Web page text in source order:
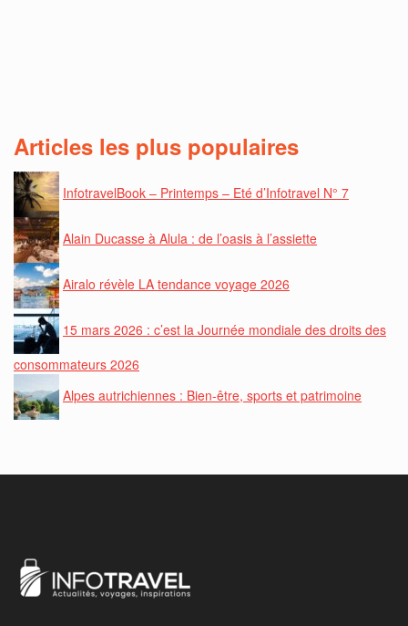
Articles les plus populaires
InfotravelBook – Printemps – Eté d’Infotravel N° 7
Alain Ducasse à Alula : de l’oasis à l’assiette
Airalo révèle LA tendance voyage 2026
15 mars 2026 : c’est la Journée mondiale des droits des
consommateurs 2026
Alpes autrichiennes : Bien-être, sports et patrimoine